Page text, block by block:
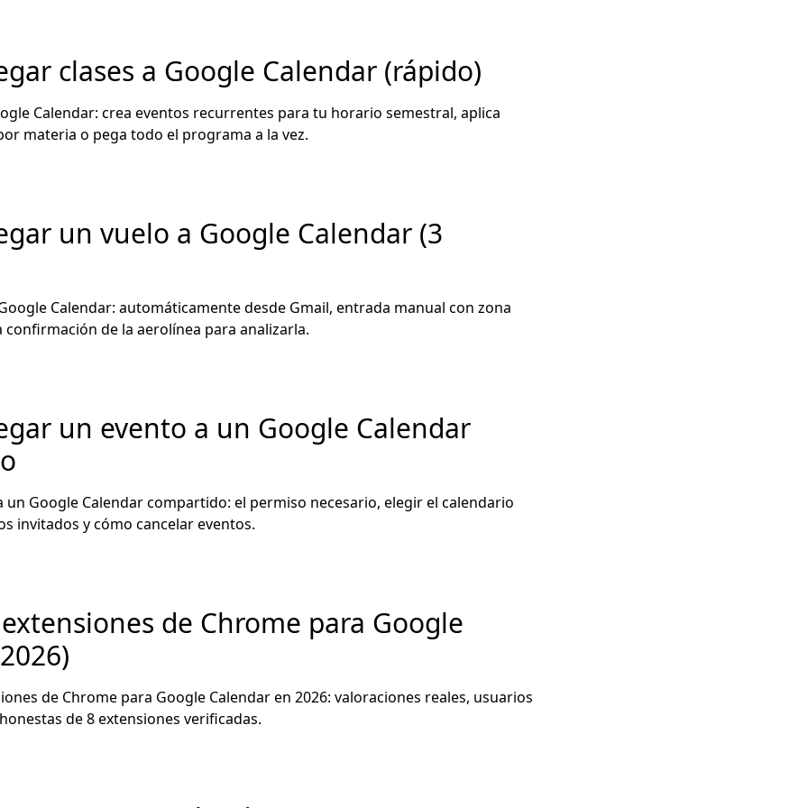
clases a Google Calendar (rápido)
Calendar: crea eventos recurrentes para tu horario semestral, aplica
materia o pega todo el programa a la vez.
un vuelo a Google Calendar (3
Calendar: automáticamente desde Gmail, entrada manual con zona
de la aerolínea para analizarla.
un evento a un Google Calendar
un Google Calendar compartido: el permiso necesario, elegir el calendario
invitados y cómo cancelar eventos.
de Chrome para Google
de Chrome para Google Calendar en 2026: valoraciones reales, usuarios
de 8 extensiones verificadas.